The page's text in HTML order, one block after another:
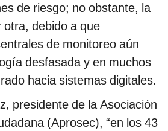
de riesgo; no obstante, la
otra, debido a que
de monitoreo aún
desfasada y en muchos
hacia sistemas digitales.
presidente de la Asociación
(Aprosec), “en los 43